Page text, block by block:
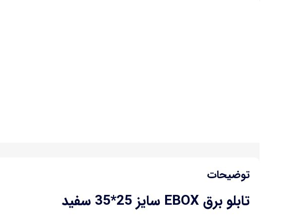
توضیحات
تابلو برق EBOX سایز 25*35 سفید